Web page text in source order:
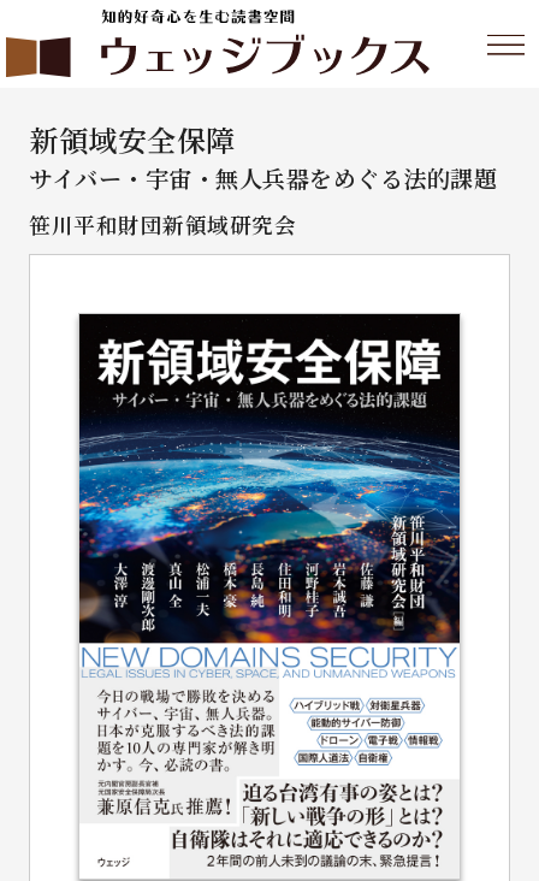
新領域安全保障
サイバー・宇宙・無人兵器をめぐる法的課題
笹川平和財団新領域研究会